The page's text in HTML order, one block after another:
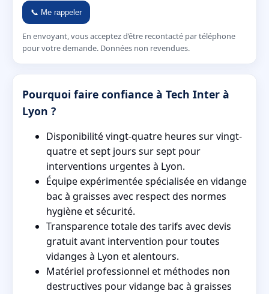
📞 Me rappeler
En envoyant, vous acceptez d’être recontacté par téléphone
pour votre demande. Données non revendues.
Pourquoi faire confiance à Tech Inter à
Lyon ?
Disponibilité vingt-quatre heures sur vingt-
quatre et sept jours sur sept pour
interventions urgentes à Lyon.
Équipe expérimentée spécialisée en vidange
bac à graisses avec respect des normes
hygiène et sécurité.
Transparence totale des tarifs avec devis
gratuit avant intervention pour toutes
vidanges à Lyon et alentours.
Matériel professionnel et méthodes non
destructives pour vidange bac à graisses